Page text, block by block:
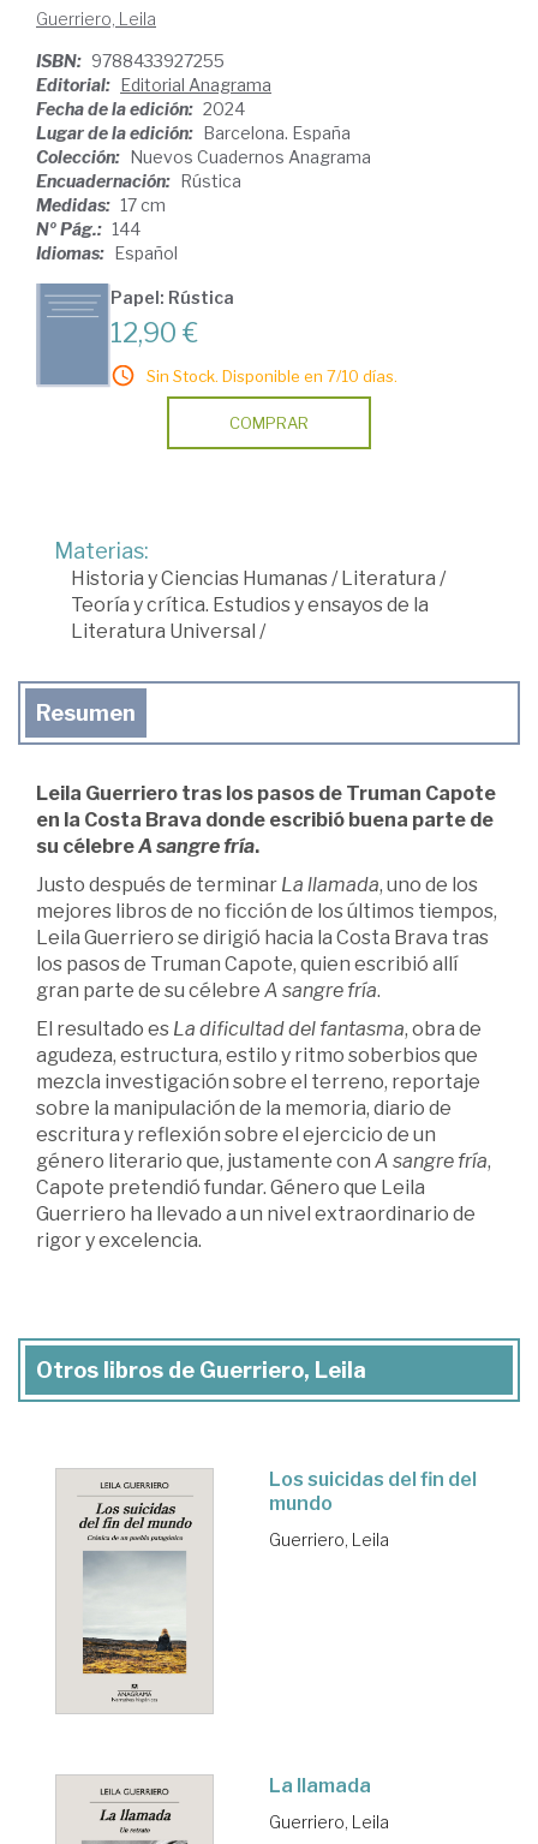
Guerriero, Leila
ISBN: 9788433927255
Editorial: Editorial Anagrama
Fecha de la edición: 2024
Lugar de la edición: Barcelona. España
Colección: Nuevos Cuadernos Anagrama
Encuadernación: Rústica
Medidas: 17 cm
Nº Pág.: 144
Idiomas: Español
Papel: Rústica
12,90 €
Sin Stock. Disponible en 7/10 días.
COMPRAR
Materias:
Historia y Ciencias Humanas/ Literatura /
Teoría y crítica. Estudios y ensayos de la
Literatura Universal /
Resumen
Leila Guerriero tras los pasos de Truman Capote
en la Costa Brava donde escribió buena parte de
su célebreA sangre fría.
Justo después de terminar La llamada, uno de los
mejores libros de no ficción de los últimos tiempos,
Leila Guerriero se dirigió hacia la Costa Brava tras
los pasos de Truman Capote, quien escribió allí
gran parte de su célebre A sangre fría.
El resultado es La dificultad del fantasma, obra de
agudeza, estructura, estilo y ritmo soberbios que
mezcla investigación sobre el terreno, reportaje
sobre la manipulación de la memoria, diario de
escritura y reflexión sobre el ejercicio de un
género literario que, justamente con A sangre fría,
Capote pretendió fundar. Género que Leila
Guerriero ha llevado a un nivel extraordinario de
rigor y excelencia.
Otros libros de Guerriero, Leila
Los suicidas del fin del
mundo
Guerriero, Leila
La llamada
Guerriero, Leila